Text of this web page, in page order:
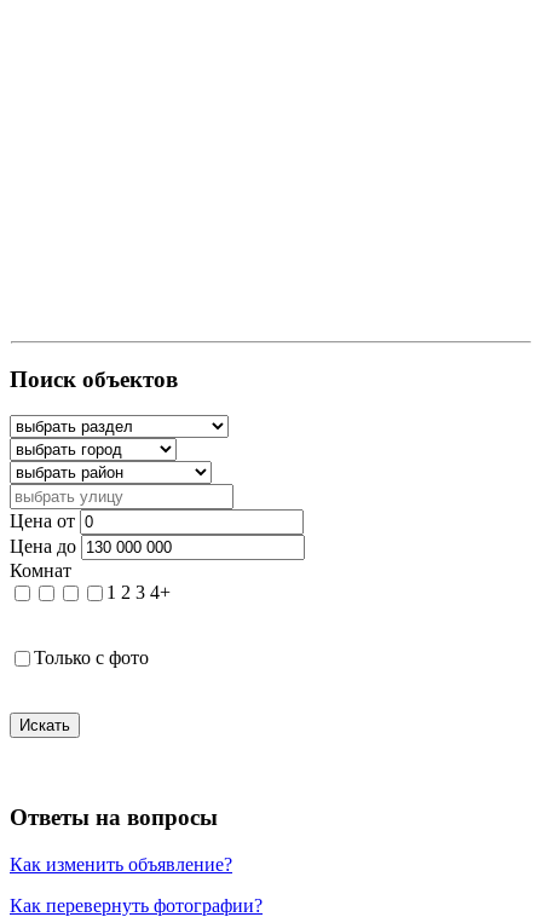
Поиск объектов
Цена от
Цена до
Комнат
1 2 3 4+
Только с фото
Искать
Ответы на вопросы
Как изменить объявление?
Как перевернуть фотографии?